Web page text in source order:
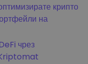
крипто
на
чрез
Kriptomat